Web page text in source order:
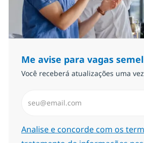
Me avise para vagas
Você receberá atualizações uma
Required
Analise e concorde com os